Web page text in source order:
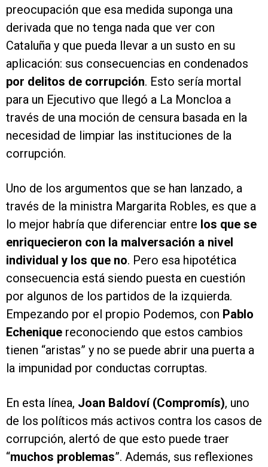
preocupación que esa medida suponga una
derivada que no tenga nada que ver con
Cataluña y que pueda llevar a un susto en su
aplicación: sus consecuencias en condenados
por delitos de corrupción. Esto sería mortal
para un Ejecutivo que llegó a La Moncloa a
través de una moción de censura basada en la
necesidad de limpiar las instituciones de la
corrupción.
Uno de los argumentos que se han lanzado, a
través de la ministra Margarita Robles, es que a
lo mejor habría que diferenciar entre los que se
enriquecieron con la malversación a nivel
individual y los que no. Pero esa hipotética
consecuencia está siendo puesta en cuestión
por algunos de los partidos de la izquierda.
Empezando por el propio Podemos, con Pablo
Echenique reconociendo que estos cambios
tienen “aristas” y no se puede abrir una puerta a
la impunidad por conductas corruptas.
En esta línea, Joan Baldoví (Compromís), uno
de los políticos más activos contra los casos de
corrupción, alertó de que esto puede traer
“muchos problemas”. Además, sus reflexiones